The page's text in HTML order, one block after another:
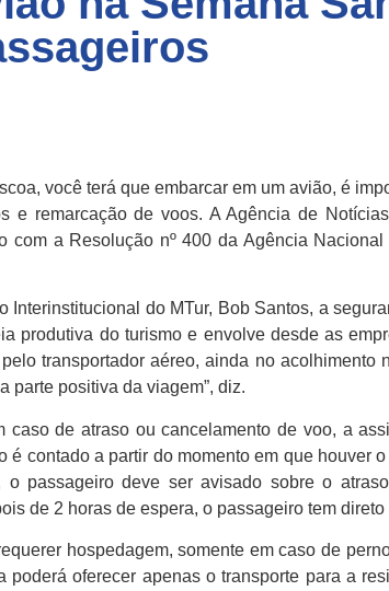
você terá que embarcar em um avião, é
e remarcação de voos. A Agência de
com a Resolução nº 400 da Agência
Interinstitucional do MTur, Bob Santos, a
produtiva do turismo e envolve desde as
transportador aéreo, ainda no
parte positiva da viagem”, diz.
caso de atraso ou cancelamento de voo, a
é contado a partir do momento em que
passageiro deve ser avisado sobre o
de 2 horas de espera, o passageiro tem
hospedagem, somente em caso de
oferecer apenas o transporte para a